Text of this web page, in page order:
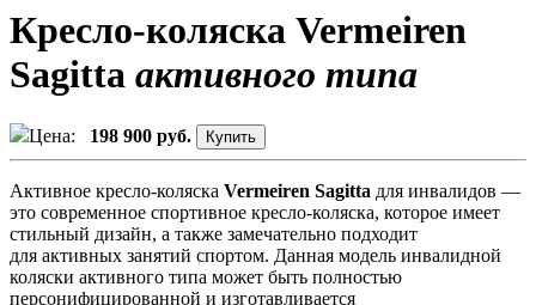
Кресло-коляска Vermeiren
Sagitta активного типа
Цена: 198 900 руб.
Активное кресло-коляска Vermeiren Sagitta для инвалидов —
это современное спортивное кресло-коляска, которое имеет
стильный дизайн, а также замечательно подходит
для активных занятий спортом. Данная модель инвалидной
коляски активного типа может быть полностью
персонифицированной и изготавливается